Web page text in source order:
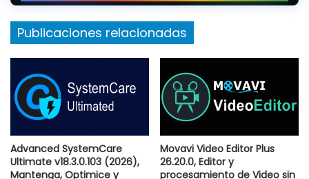
Publicaciones relacionadas
Advanced SystemCare
Ultimate v18.3.0.103 (2026),
Mantenga, Optimice y
Movavi Video Editor Plus
26.20.0, Editor y
procesamiento de Video sin